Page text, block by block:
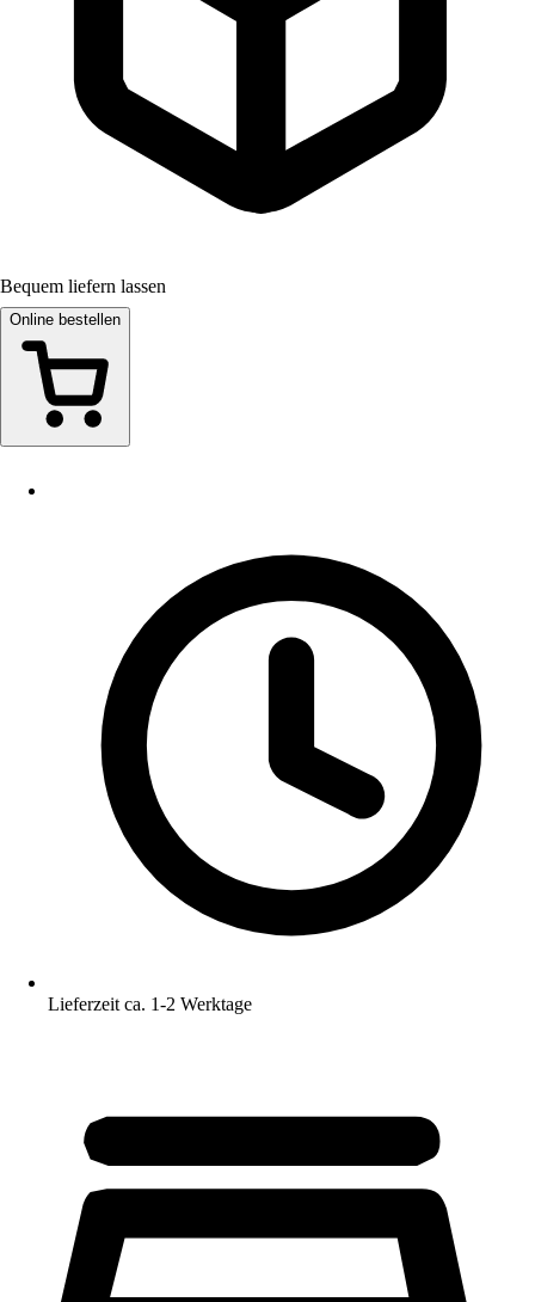
Bequem liefern lassen
Online bestellen
Lieferzeit ca. 1-2 Werktage